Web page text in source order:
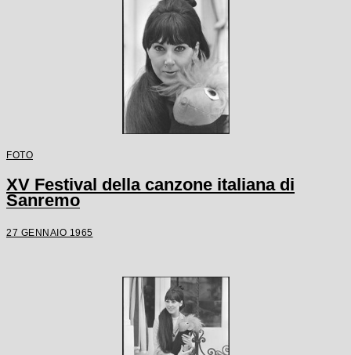
FOTO
XV Festival della canzone italiana di
Sanremo
27 GENNAIO 1965